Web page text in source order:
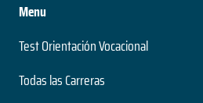
Menu
Test Orientación Vocacional
Todas las Carreras